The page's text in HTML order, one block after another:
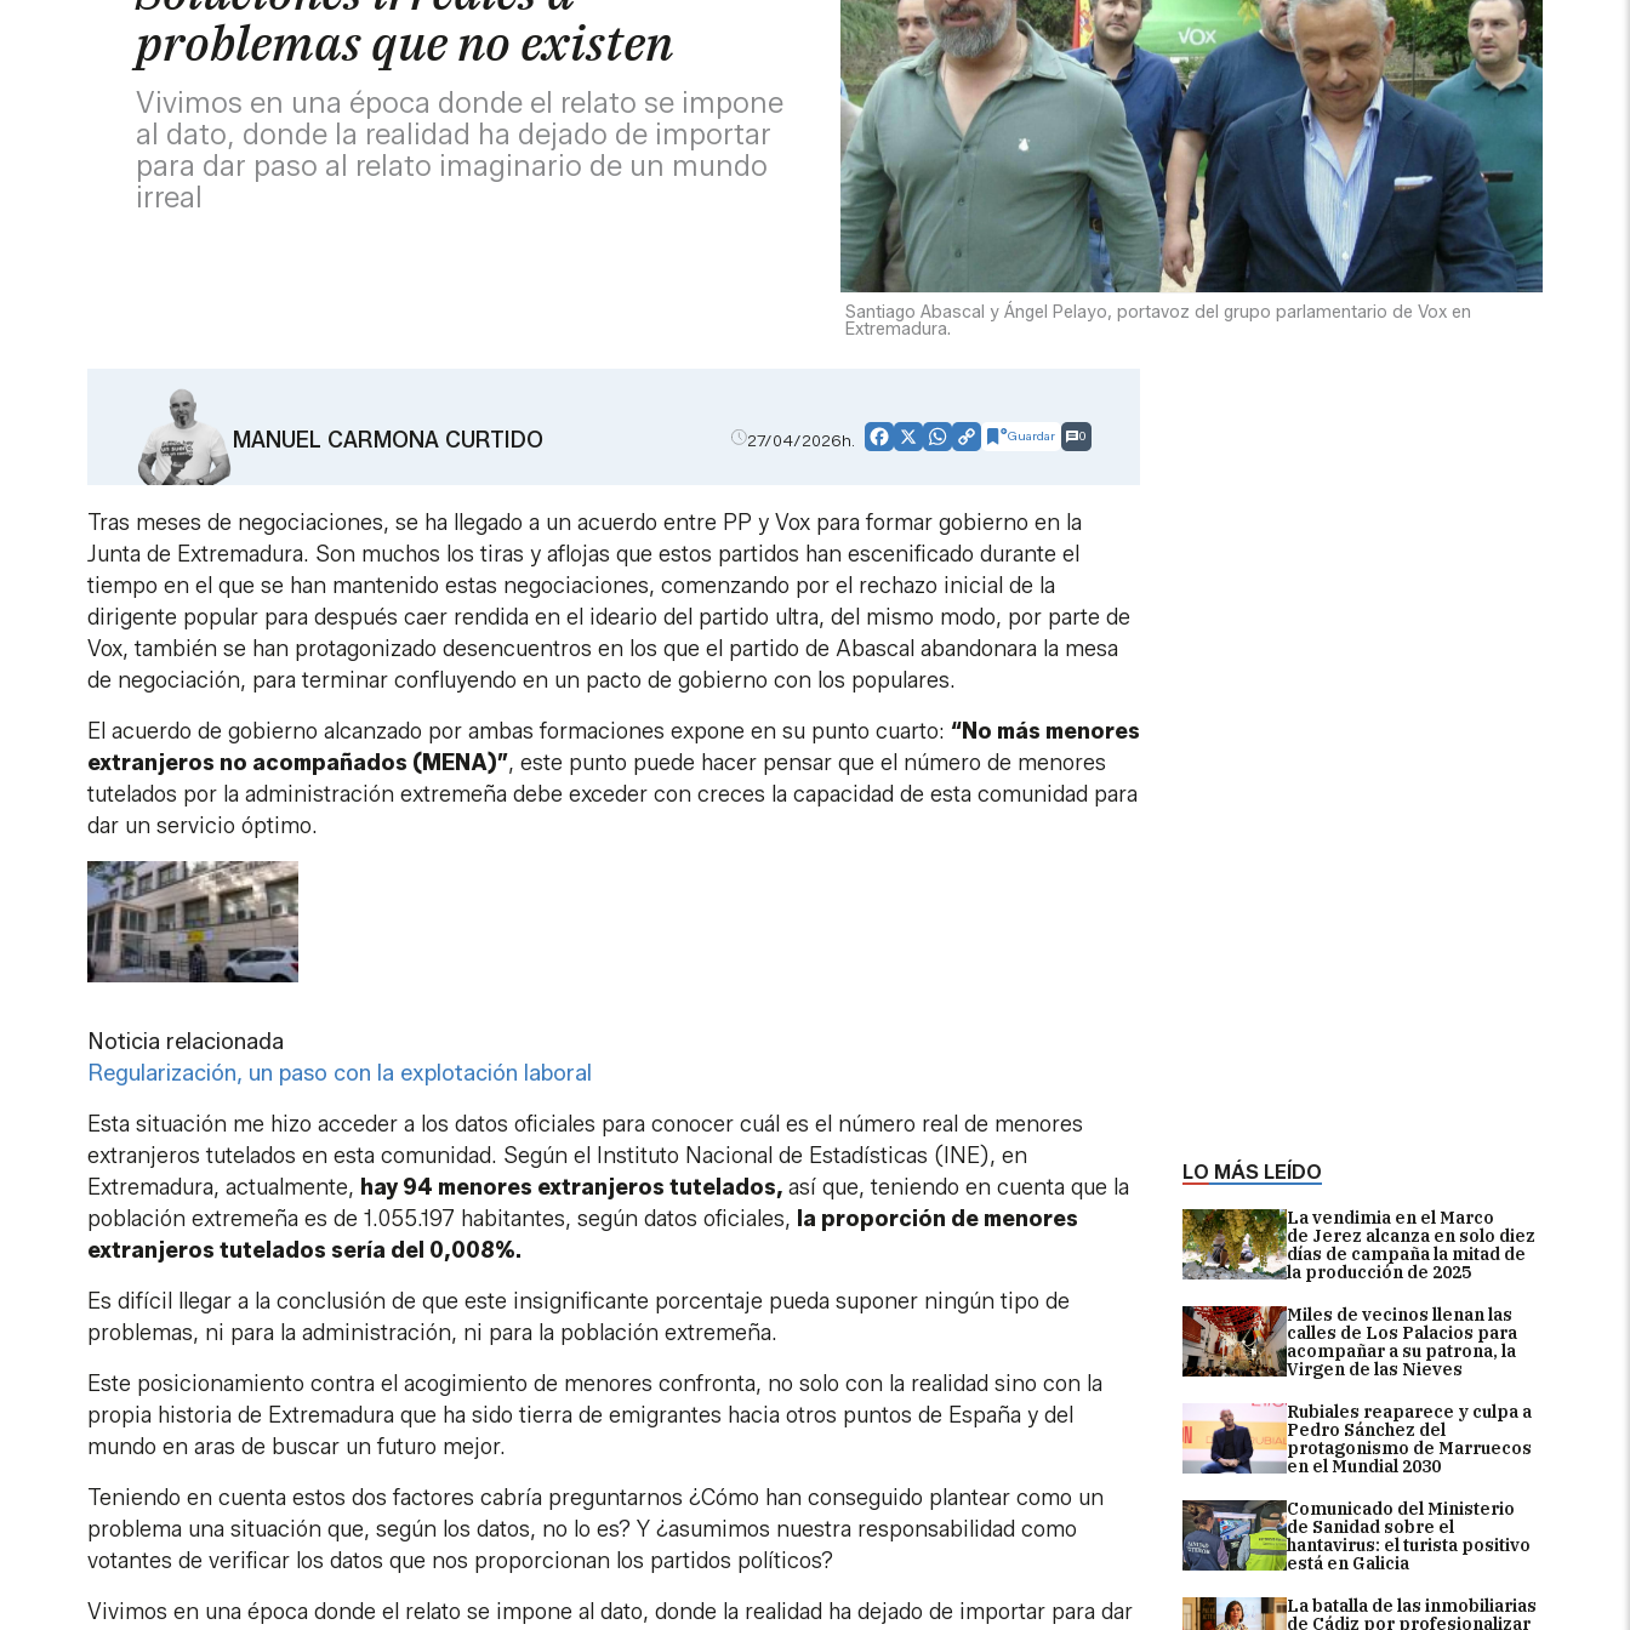
problemas que no existen
Vivimos en una época donde el relato se impone
al dato, donde la realidad ha dejado de importar
para dar paso al relato imaginario de un mundo
irreal
Santiago Abascal y Ángel Pelayo, portavoz del grupo parlamentario de Vox en
Extremadura.
LO MÁS LEÍDO
La vendimia en el Marco
de Jerez alcanza en solo diez
días de campaña la mitad de
la producción de 2025
Miles de vecinos llenan las
calles de Los Palacios para
acompañar a su patrona, la
Virgen de las Nieves
Rubiales reaparece y culpa a
Pedro Sánchez del
protagonismo de Marruecos
en el Mundial 2030
Comunicado del Ministerio
de Sanidad sobre el
hantavirus: el turista positivo
está en Galicia
La batalla de las inmobiliarias
de Cádiz por profesionalizar
MANUEL CARMONA CURTIDO 27/04/2026h. Facebook
X WhatsApp
CopyGuardar 0
Tras meses de negociaciones, se ha llegado a un acuerdo entre PP y Vox para formar gobierno en la
Junta de Extremadura. Son muchos los tiras y aflojas que estos partidos han escenificado durante el
tiempo en el que se han mantenido estas negociaciones, comenzando por el rechazo inicial de la
dirigente popular para después caer rendida en el ideario del partido ultra, del mismo modo, por parte de
Vox, también se han protagonizado desencuentros en los que el partido de Abascal abandonara la mesa
de negociación, para terminar confluyendo en un pacto de gobierno con los populares.
El acuerdo de gobierno alcanzado por ambas formaciones expone en su punto cuarto: “No más menores
extranjeros no acompañados (MENA)”, este punto puede hacer pensar que el número de menores
tutelados por la administración extremeña debe exceder con creces la capacidad de esta comunidad para
dar un servicio óptimo.
Noticia relacionada
Regularización, un paso con la explotación laboral
Esta situación me hizo acceder a los datos oficiales para conocer cuál es el número real de menores
extranjeros tutelados en esta comunidad. Según el Instituto Nacional de Estadísticas (INE), en
Extremadura, actualmente, hay 94 menores extranjeros tutelados, así que, teniendo en cuenta que la
población extremeña es de 1.055.197 habitantes, según datos oficiales, la proporción de menores
extranjeros tutelados sería del 0,008%.
Es difícil llegar a la conclusión de que este insignificante porcentaje pueda suponer ningún tipo de
problemas, ni para la administración, ni para la población extremeña.
Este posicionamiento contra el acogimiento de menores confronta, no solo con la realidad sino con la
propia historia de Extremadura que ha sido tierra de emigrantes hacia otros puntos de España y del
mundo en aras de buscar un futuro mejor.
Teniendo en cuenta estos dos factores cabría preguntarnos ¿Cómo han conseguido plantear como un
problema una situación que, según los datos, no lo es? Y ¿asumimos nuestra responsabilidad como
votantes de verificar los datos que nos proporcionan los partidos políticos?
Vivimos en una época donde el relato se impone al dato, donde la realidad ha dejado de importar para dar